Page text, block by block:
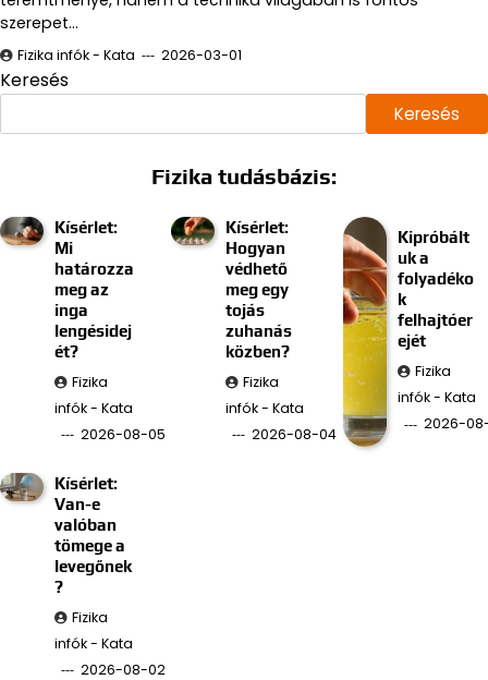
szerepet…
Fizika infók - Kata 2026-03-01
Keresés
Keresés
Fizika tudásbázis:
Kísérlet:
Mi
határozza
meg az
inga
lengésidej
ét?
Fizika
infók - Kata
2026-08-05
Kísérlet:
Hogyan
védhető
meg egy
tojás
zuhanás
közben?
Fizika
infók - Kata
2026-08-04
Kipróbált
uk a
folyadéko
k
felhajtóer
ejét
Fizika
infók - Kata
2026-
Kísérlet:
Van-e
valóban
tömege a
levegőnek
?
Fizika
infók - Kata
2026-08-02